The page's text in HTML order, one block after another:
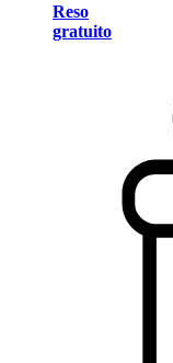
Reso
gratuito